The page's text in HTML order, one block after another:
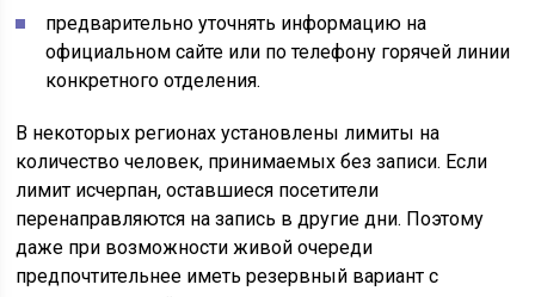
предварительно уточнять информацию на
официальном сайте или по телефону горячей линии
конкретного отделения.
В некоторых регионах установлены лимиты на
количество человек, принимаемых без записи. Если
лимит исчерпан, оставшиеся посетители
перенаправляются на запись в другие дни. Поэтому
даже при возможности живой очереди
предпочтительнее иметь резервный вариант с